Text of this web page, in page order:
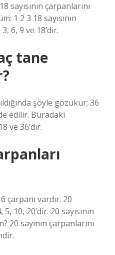
sayısının çarpanlarını
1 2 3 18 sayısının
6, 9 ve 18’dir.
tane
şöyle gözükür; 36
edilir. Buradaki
ve 36’dır.
çarpanı vardır. 20
10, 20’dir. 20 sayısının
20 sayının çarpanlarını